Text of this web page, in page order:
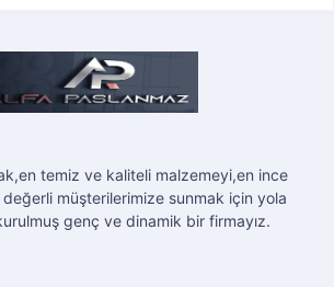
temiz ve kaliteli malzemeyi,en ince
müşterilerimize sunmak için yola
genç ve dinamik bir firmayız.